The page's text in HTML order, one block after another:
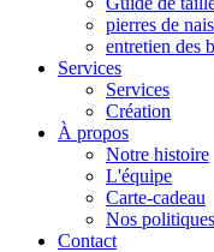
pierres de
entretien des
Services
Services
Création
À propos
Notre histoire
L'équipe
Carte-cadeau
Nos politiques
Contact